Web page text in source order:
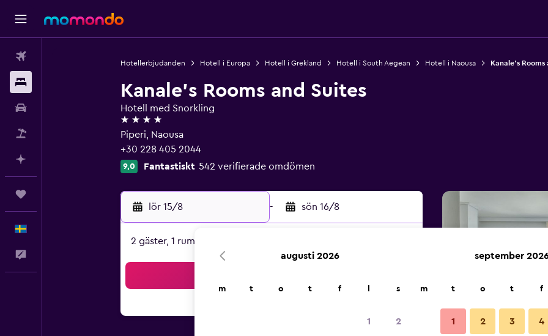
Hotellerbjudanden Hotell i Europa Hotell i Grekland Hotell i South Aegean Hotell i Naousa Kanale's Rooms
Kanale's Rooms and Suites
Hotell med Snorkling
4 stjärnor
Piperi, Naousa
+30 228 405 2044
9,0 Fantastiskt 542 verifierade omdömen
lör 15/8 - sön 16/8
2 gäster, 1 rum
augusti 2026
m t o t f s
1 2
september
m t o t f
1 2 3 4